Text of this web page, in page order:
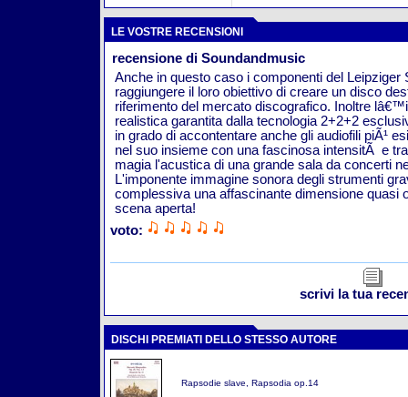
LE VOSTRE RECENSIONI
recensione di Soundandmusic
Anche in questo caso i componenti del Leipziger
raggiungere il loro obiettivo di creare un disco
riferimento del mercato discografico. Inoltre
realistica garantita dalla tecnologia 2+2+2
in grado di accontentare anche gli audiofili piÃ¹
nel suo insieme con una fascinosa intensitÃ e
magia l'acustica di una grande sala da concerti
L'imponente immagine sonora degli strumenti
complessiva una affascinante dimensione quasi
scena aperta!
voto:
scrivi la tua
DISCHI PREMIATI DELLO STESSO AUTORE
Rapsodie slave, Rapsodia op.14